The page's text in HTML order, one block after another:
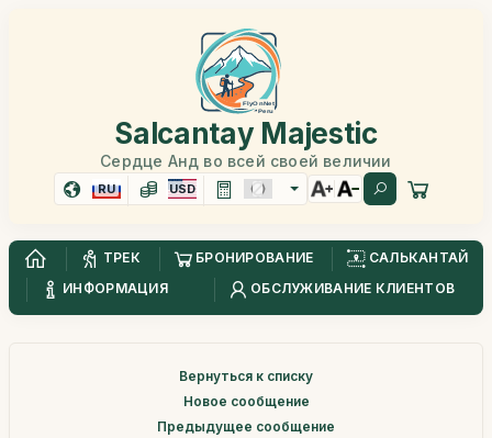
Salcantay Majestic
Сердце Анд во всей своей величии
RU USD
ТРЕК БРОНИРОВАНИЕ
САЛЬКАНТАЙ
ИНФОРМАЦИЯ
ОБСЛУЖИВАНИЕ КЛИЕНТОВ
Вернуться к списку
Новое сообщение
Предыдущее сообщение